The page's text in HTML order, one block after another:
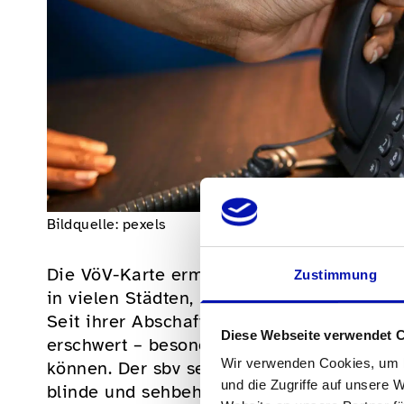
Zustimmung
Diese Webseite verwendet
Wir verwenden Cookies,
und die Zugriffe auf unsere
Bildquelle: pexels
Die VöV-Karte ermöglichte es blinden
in vielen Städten, kostenlos und
Seit ihrer Abschaffung ist der Zugang
erschwert – besonders für jene, die keine
können. Der sbv setzt sich deshalb
blinde und sehbehinderte Reisende nicht